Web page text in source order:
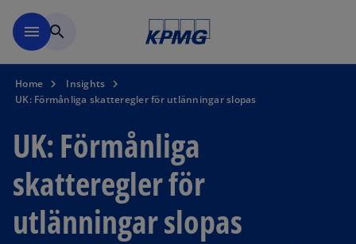
menu search
Home
Insights
UK: Förmånliga skatteregler för utlänningar slopas
UK: Förmånliga
skatteregler för
utlänningar slopas